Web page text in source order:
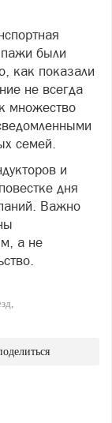
были
как показали
не всегда
множество
семей.
и
дня
Важно
а не